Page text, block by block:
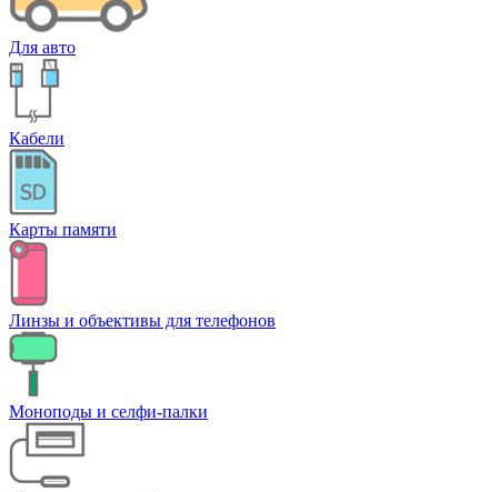
Для авто
Кабели
Карты памяти
Линзы и объективы для телефонов
Моноподы и селфи-палки